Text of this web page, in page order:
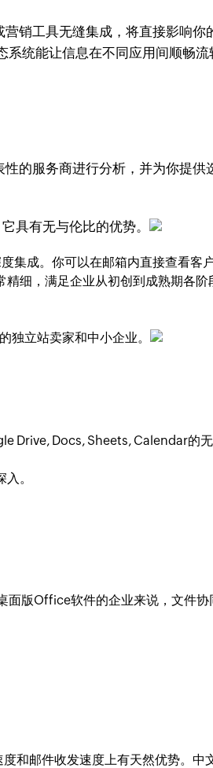
销工具无缝集成，将直接影响
统能让信息在不同应用间顺畅
的服务商进行分析，并为你提供
具有无与伦比的优势。
集成。你可以在邮箱内直接查看客
细，满足企业从初创到成熟期各
独立站卖家和中小企业。
Drive, Docs, Sheets, Calendar的
。
版Office软件的企业来说，文件
和邮件收发速度上有天然优势。中